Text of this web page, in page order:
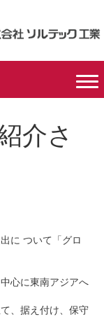
介さ
に ついて「グロ
心に東南アジアへ
、据え付け、保守